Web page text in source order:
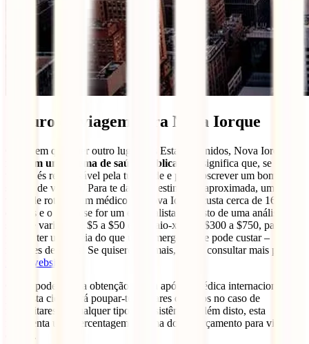
Seguro de viagem para Nova Iorque
Como em qualquer outro lugar nos Estados Unidos, Nova Iorque
não tem um sistema de saúde pública
. Isto significa que, se fores
turista, és responsável pela tua saúde e por subscrever um bom
seguro de viagem. Para te dar uma estimativa aproximada, uma
visita de rotina a um médico de Nova Iorque custa cerca de 160
dólares e o dobro se for um especialista. O custo de uma análise ao
sangue varia entre $5 a $50 e um raio-x entre $300 a $750, para que
possas ter uma ideia do que uma emergência te pode custar –
milhares de euros! Se quiseres ler mais, podes consultar mais preços
neste website
Como podes ver, a obtenção da tua apólice médica internacional
para esta cidade irá poupar-te milhares de euros no caso de
necessitares de qualquer tipo de assistência. Além disto, esta
representa uma percentagem mínima do teu orçamento para visitar a
cidade.